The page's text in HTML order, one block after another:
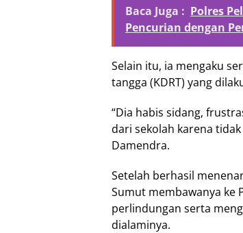
Baca Juga : Polres
Pencurian dengan
Selain itu, ia mengaku
tangga (KDRT) yang
“Dia habis sidang,
dari sekolah karena
Damendra.
Setelah berhasil
Sumut membawanya ke
perlindungan serta
dialaminya.